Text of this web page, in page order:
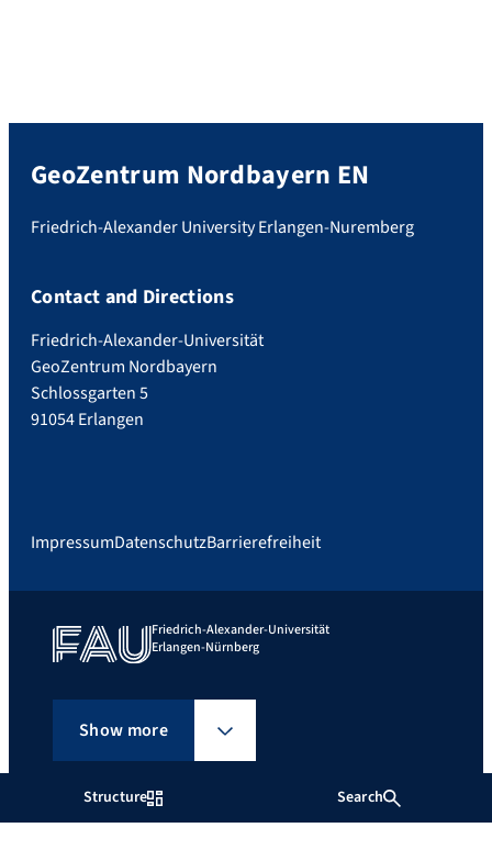
Structure Search
GeoZentrum Nordbayern EN
Friedrich-Alexander University Erlangen-Nuremberg
Contact and Directions
Friedrich-Alexander-Universität
GeoZentrum Nordbayern
Schlossgarten 5
91054 Erlangen
ImpressumDatenschutzBarrierefreiheit
Friedrich-Alexander-Universität
Erlangen-Nürnberg
Show more